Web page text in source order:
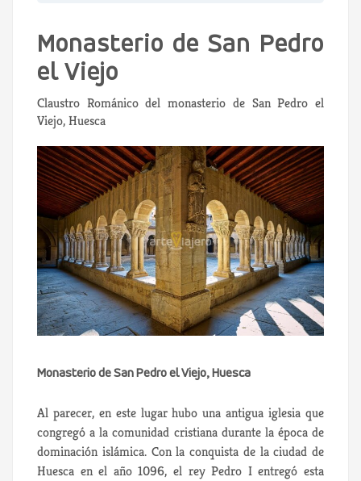
Monasterio de San Pedro
el Viejo
Claustro Románico del monasterio de San Pedro el
Viejo, Huesca
Monasterio de San Pedro el Viejo, Huesca
Al parecer, en este lugar hubo una antigua iglesia que
congregó a la comunidad cristiana durante la época de
dominación islámica. Con la conquista de la ciudad de
Huesca en el año 1096, el rey Pedro I entregó esta